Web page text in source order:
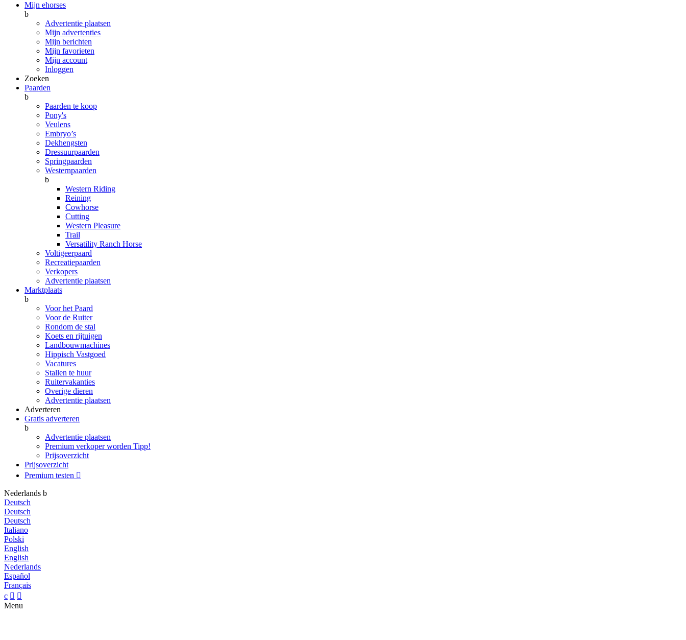
Mijn ehorses
b
Advertentie plaatsen
Mijn advertenties
Mijn berichten
Mijn favorieten
Mijn account
Inloggen
Zoeken
Paarden
b
Paarden te koop
Pony's
Veulens
Embryo’s
Dekhengsten
Dressuurpaarden
Springpaarden
Westernpaarden
b
Western Riding
Reining
Cowhorse
Cutting
Western Pleasure
Trail
Versatility Ranch Horse
Voltigeerpaard
Recreatiepaarden
Verkopers
Advertentie plaatsen
Marktplaats
b
Voor het Paard
Voor de Ruiter
Rondom de stal
Koets en rijtuigen
Landbouwmachines
Hippisch Vastgoed
Vacatures
Stallen te huur
Ruitervakanties
Overige dieren
Advertentie plaatsen
Adverteren
Gratis adverteren
b
Advertentie plaatsen
Premium verkoper worden Tipp!
Prijsoverzicht
Prijsoverzicht
Premium testen 
Nederlands b
Deutsch
Deutsch
Deutsch
Italiano
Polski
English
English
Nederlands
Español
Français
c  
Menu